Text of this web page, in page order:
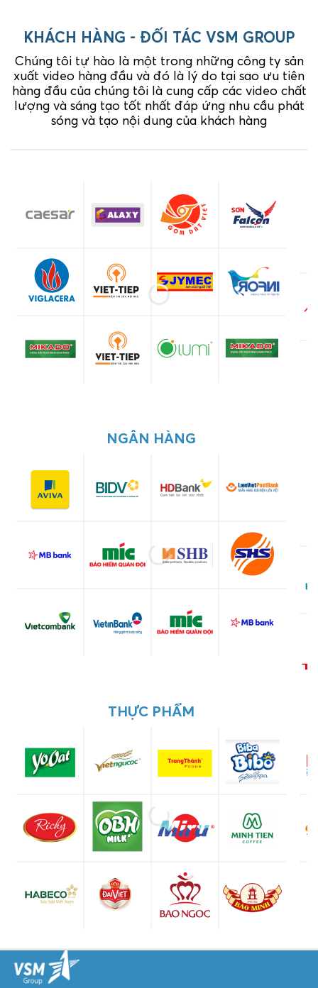
KHÁCH HÀNG - ĐỐI TÁC VSM GROUP
Chúng tôi tự hào là một trong những công ty sản
xuất video hàng đầu và đó là lý do tại sao ưu tiên
hàng đầu của chúng tôi là cung cấp các video chất
lượng và sáng tạo tốt nhất đáp ứng nhu cầu phát
sóng và tạo nội dung của khách hàng
NGÂN HÀNG
THỰC PHẨM